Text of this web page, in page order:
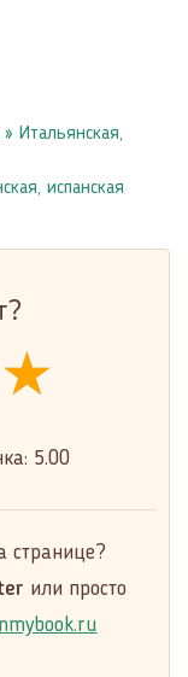
» Итальянская,
испанская
5.00
странице?
или просто